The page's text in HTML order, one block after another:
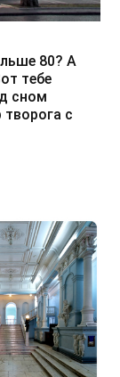
80? А
тебе
сном
творога с